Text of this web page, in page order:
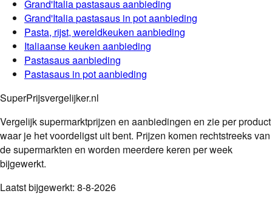
Grand'Italiapastasausaanbieding
Grand'Italiapastasaus in potaanbieding
Pasta, rijst, wereldkeuken aanbieding
Italiaanse keuken aanbieding
Pastasausaanbieding
Pastasaus in potaanbieding
SuperPrijsvergelijker.nl
Vergelijk supermarktprijzen en aanbiedingen en zie per product
waar je het voordeligst uit bent. Prijzen komen rechtstreeks van
de supermarkten en worden meerdere keren per week
bijgewerkt.
Laatst bijgewerkt: 8-8-2026